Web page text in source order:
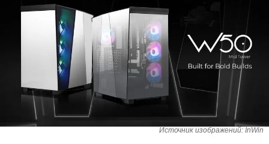
Источник изображений: InWin